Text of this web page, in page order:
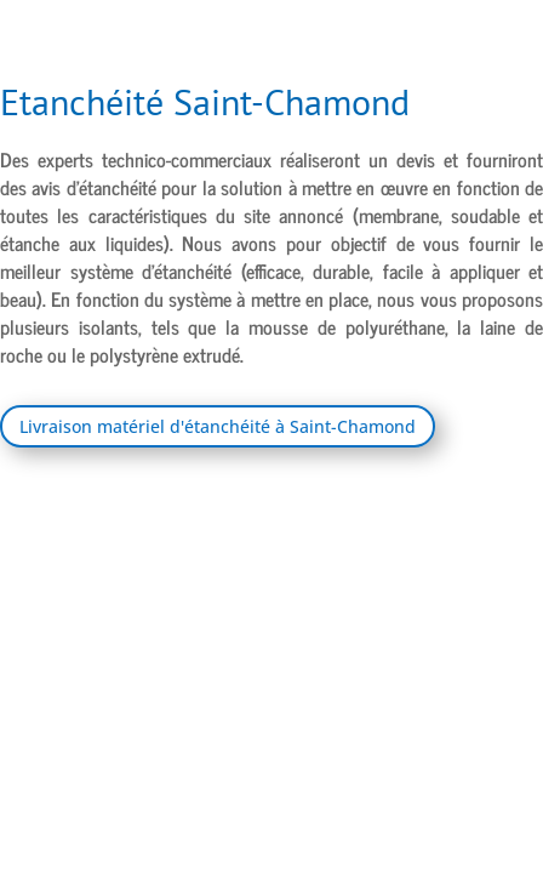
Etanchéité Saint-Chamond
Des experts technico-commerciaux réaliseront un devis et fourniront
des avis d’étanchéité pour la solution à mettre en œuvre en fonction de
toutes les caractéristiques du site annoncé (membrane, soudable et
étanche aux liquides). Nous avons pour objectif de vous fournir le
meilleur système d’étanchéité (efficace, durable, facile à appliquer et
beau). En fonction du système à mettre en place, nous vous proposons
plusieurs isolants, tels que la mousse de polyuréthane, la laine de
roche ou le polystyrène extrudé.
Livraison matériel d'étanchéité à Saint-Chamond